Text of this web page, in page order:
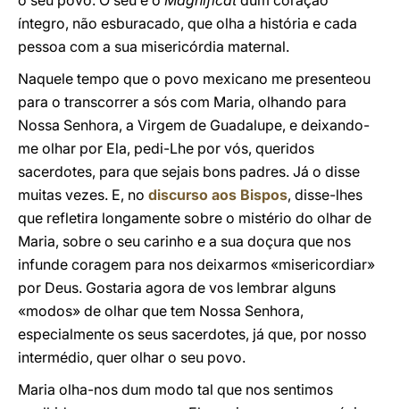
íntegro, não esburacado, que olha a história e cada
pessoa com a sua misericórdia maternal.
Naquele tempo que o povo mexicano me presenteou
para o transcorrer a sós com Maria, olhando para
Nossa Senhora, a Virgem de Guadalupe, e deixando-
me olhar por Ela, pedi-Lhe por vós, queridos
sacerdotes, para que sejais bons padres. Já o disse
muitas vezes. E, no discurso aos Bispos, disse-lhes
que refletira longamente sobre o mistério do olhar de
Maria, sobre o seu carinho e a sua doçura que nos
infunde coragem para nos deixarmos «misericordiar»
por Deus. Gostaria agora de vos lembrar alguns
«modos» de olhar que tem Nossa Senhora,
especialmente os seus sacerdotes, já que, por nosso
intermédio, quer olhar o seu povo.
Maria olha-nos dum modo tal que nos sentimos